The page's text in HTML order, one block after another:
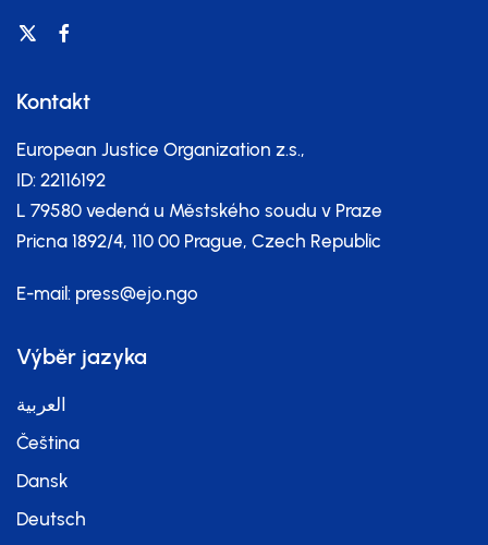
Kontakt
European Justice Organization z.s.,
ID: 22116192
L 79580 vedená u Městského soudu v Praze
Pricna 1892/4, 110 00 Prague, Czech Republic
E-mail: press@ejo.ngo
Výběr jazyka
العربية
Čeština
Dansk
Deutsch